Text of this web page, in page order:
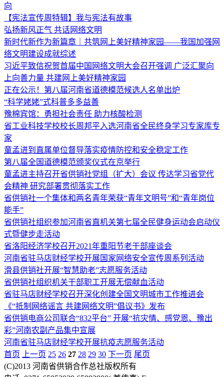
向
【宪法宣传周特辑】我与宪法有故事
弘扬新风正气 共话网络文明
新时代新作为新篇章｜共筑网上美好精神家园——我国加强网
络文明建设成就综述
习近平致信祝贺首届中国网络文明大会召开强调 广泛汇聚向
上向善力量 共建网上美好精神家园
正在公示！第八届河南省道德模范候选人名单出炉
“科学姥姥”式科普多多益善
豫棉宾馆：勇担社会责任 助力核酸检测
省工业科技学校校长周邦平入选河南省全民终身学习专家库专
家
童孟进到直属单位督导落实疫情防控和安全稳定工作
第八届全国道德模范颁奖仪式在京举行
童孟进主持召开省供销社党组（扩大）会议 传达学习省党代
会精神 研究部署贯彻落实工作
省供销社一个集体和两名青年荣获“青年文明号”和“青年岗位
能手”
省供销社组织参加河南省直机关第七届全民健身运动会启动仪
式暨健步走活动
省洛阳经济学校召开2021年重阳节老干部座谈会
河南省驻马店财经学校开展国家网络安全宣传周系列活动
滑县供销社开展“智慧助老”志愿服务活动
省供销社组织机关干部职工开展无偿献血活动
省驻马店财经学校召开深化创建全国文明城市工作推进会
《“抵制网络谣言 共建网络文明”倡议书》发布
省供销电商公司联合“832平台” 开展“抗灾情、感党恩、豫出
彩”河南农副产品集中宣展
河南省驻马店财经学校开展抗疫志愿服务活动
首页
上一页 25 26 27 28 29 30 下一页 尾页
(C)2013 河南省供销合作总社版权所有